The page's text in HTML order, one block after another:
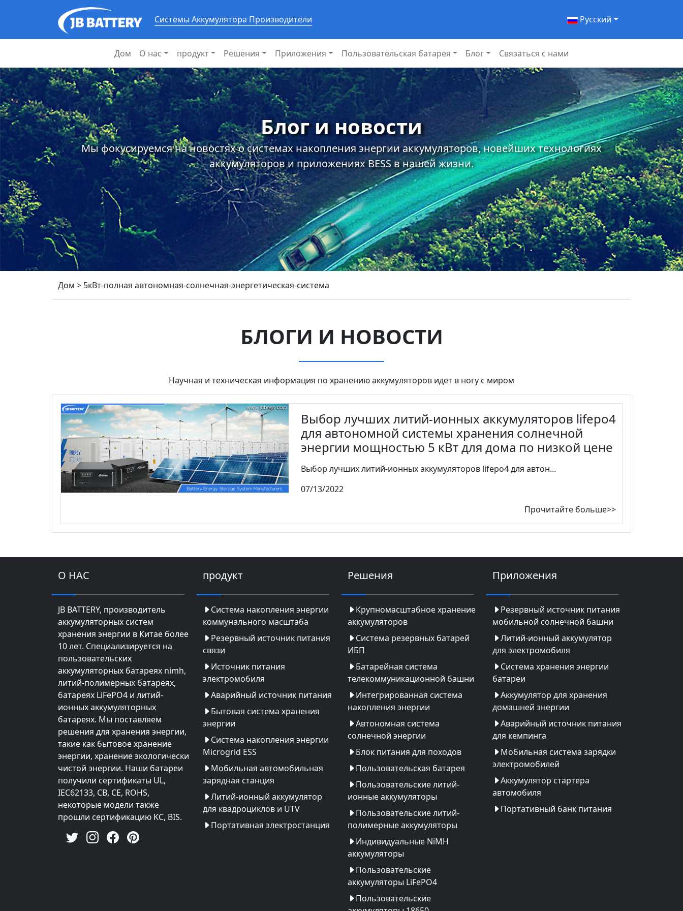
Системы Аккумулятора Производители Pусский
Дом О нас продукт Решения Приложения Пользовательская батарея Блог Связаться с нами
Блог и новости
Мы фокусируемся на новостях о системах накопления энергии аккумуляторов, новейших технологиях
аккумуляторов и приложениях BESS в нашей жизни.
Дом > 5кВт-полная автономная-солнечная-энергетическая-система
БЛОГИ И НОВОСТИ
Научная и техническая информация по хранению аккумуляторов идет в ногу с миром
Выбор лучших литий-ионных аккумуляторов lifepo4
для автономной системы хранения солнечной
энергии мощностью 5 кВт для дома по низкой цене
Выбор лучших литий-ионных аккумуляторов lifepo4 для автон...
07/13/2022
Прочитайте больше>>
О НАС
JB BATTERY, производитель
аккумуляторных систем
хранения энергии в Китае более
10 лет. Специализируется на
пользовательских
аккумуляторных батареях nimh,
литий-полимерных батареях,
батареях LiFePO4 и литий-
ионных аккумуляторных
батареях. Мы поставляем
решения для хранения энергии,
такие как бытовое хранение
энергии, хранение экологически
чистой энергии. Наши батареи
получили сертификаты UL,
IEC62133, CB, CE, ROHS,
некоторые модели также
прошли сертификацию KC, BIS.
продукт
Система накопления энергии
коммунального масштаба
Резервный источник питания
связи
Источник питания
электромобиля
Аварийный источник питания
Бытовая система хранения
энергии
Система накопления энергии
Microgrid ESS
Мобильная автомобильная
зарядная станция
Литий-ионный аккумулятор
для квадроциклов и UTV
Портативная электростанция
Решения
Крупномасштабное хранение
аккумуляторов
Система резервных батарей
ИБП
Батарейная система
телекоммуникационной башни
Интегрированная система
накопления энергии
Автономная система
солнечной энергии
Блок питания для походов
Пользовательская батарея
Пользовательские литий-
ионные аккумуляторы
Пользовательские литий-
полимерные аккумуляторы
Индивидуальные NiMH
аккумуляторы
Пользовательские
аккумуляторы LiFePO4
Пользовательские
Приложения
Резервный источник питания
мобильной солнечной башни
Литий-ионный аккумулятор
для электромобиля
Система хранения энергии
батареи
Аккумулятор для хранения
домашней энергии
Аварийный источник питания
для кемпинга
Мобильная система зарядки
электромобилей
Аккумулятор стартера
автомобиля
Портативный банк питания